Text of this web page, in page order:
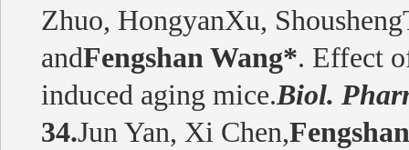
Zhuo, HongyanXu,
andFengshan Wang*. Effect
induced aging mice.Biol.
34.Jun Yan, Xi Chen,